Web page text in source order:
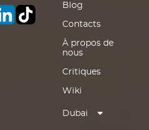
Blog
Contacts
À propos de
nous
Critiques
Wiki
Dubai